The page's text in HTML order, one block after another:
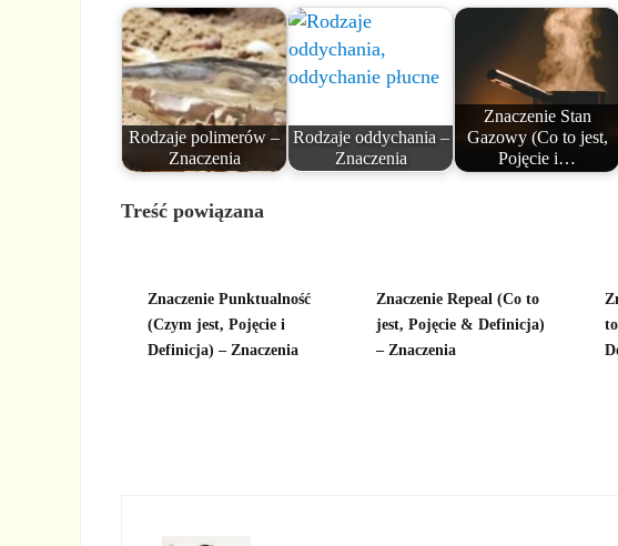
Rodzaje polimerów –
Znaczenia
Rodzaje oddychania –
Znaczenia
Znaczenie Stan
Gazowy (Co to jest,
Pojęcie i…
Treść powiązana
Znaczenie Punktualność
(Czym jest, Pojęcie i
Definicja) – Znaczenia
Znaczenie Repeal (Co to
jest, Pojęcie & Definicja)
– Znaczenia